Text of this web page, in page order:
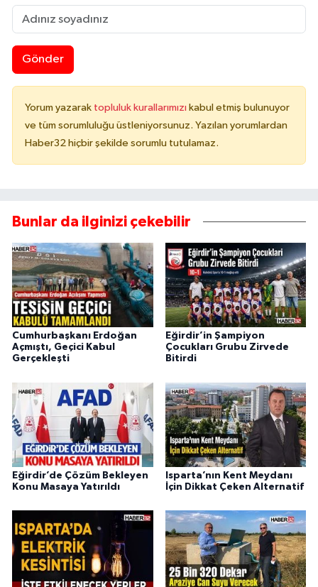
Gönder
Yorum yazarak topluluk kurallarımızı kabul etmiş bulunuyor
ve tüm sorumluluğu üstleniyorsunuz. Yazılan yorumlardan
Haber32 hiçbir şekilde sorumlu tutulamaz.
Bunlar da ilginizi çekebilir
Cumhurbaşkanı Erdoğan
Açmıştı, Geçici Kabul
Gerçekleşti
Eğirdir’in Şampiyon
Çocukları Grubu Zirvede
Bitirdi
Eğirdir’de Çözüm Bekleyen
Konu Masaya Yatırıldı
Isparta’nın Kent Meydanı
İçin Dikkat Çeken Alternatif